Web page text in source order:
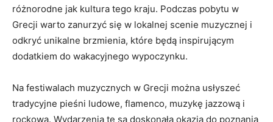
różnorodne jak⁤ kultura tego‍ kraju. Podczas pobytu w
Grecji warto ⁢zanurzyć się w lokalnej scenie muzycznej i
odkryć unikalne brzmienia, które będą ‌inspirującym
dodatkiem do wakacyjnego wypoczynku.
Na festiwalach muzycznych w Grecji można ⁤usłyszeć
tradycyjne pieśni​ ludowe, flamenco, muzykę jazzową ​i
rockową. Wydarzenia te są doskonałą okazją do poznania